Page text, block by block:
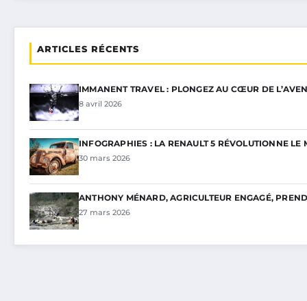
ARTICLES RÉCENTS
IMMANENT TRAVEL : PLONGEZ AU CŒUR DE
8 avril 2026
INFOGRAPHIES : LA RENAULT 5 RÉVOLUTIONNE LE
30 mars 2026
ANTHONY MÉNARD, AGRICULTEUR ENGAGÉ,
27 mars 2026